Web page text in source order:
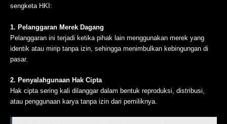
sengketa HKI:
1. Pelanggaran Merek Dagang
Pelanggaran ini terjadi ketika pihak lain menggunakan merek yang
identik atau mirip tanpa izin, sehingga menimbulkan kebingungan di
pasar.
2. Penyalahgunaan Hak Cipta
Hak cipta sering kali dilanggar dalam bentuk reproduksi, distribusi,
atau penggunaan karya tanpa izin dari pemiliknya.